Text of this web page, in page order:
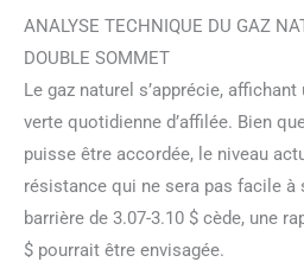
ANALYSE TECHNIQUE DU GAZ
DOUBLE SOMMET
Le gaz naturel s’apprécie,
verte quotidienne d’affilée. Bien
puisse être accordée, le niveau
résistance qui ne sera pas facile à
barrière de 3.07-3.10 $ cède, une
$ pourrait être envisagée.